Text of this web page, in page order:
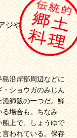
ジや
沿岸部周辺などに
ショウガのみじん
師飯の一つだ。鯵
る場合も。ちなみ
上で、しょうゆで
われている。保存